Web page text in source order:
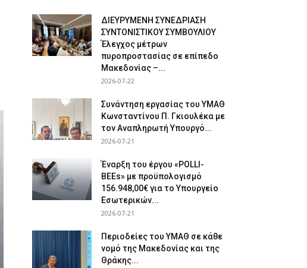
ΔΙΕΥΡΥΜΕΝΗ ΣΥΝΕΔΡΙΑΣΗ
ΣΥΝΤΟΝΙΣΤΙΚΟΥ ΣΥΜΒΟΥΛΙΟΥ
Έλεγχος μέτρων
πυροπροστασίας σε επίπεδο
Μακεδονίας –...
2026-07-22
Συνάντηση εργασίας του ΥΜΑΘ
Κωνσταντίνου Π. Γκιουλέκα με
τον Αναπληρωτή Υπουργό...
2026-07-21
Έναρξη του έργου «POLLI-
BEEs» με προϋπολογισμό
156.948,00€ για το Υπουργείο
Εσωτερικών...
2026-07-21
Περιοδείες του ΥΜΑΘ σε κάθε
νομό της Μακεδονίας και της
Θράκης...